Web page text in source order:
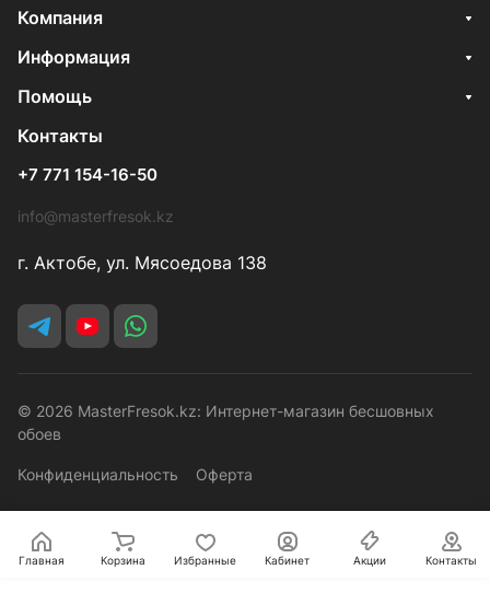
Компания
Информация
Помощь
Контакты
+7 771 154-16-50
info@masterfresok.kz
г. Актобе, ул. Мясоедова 138
© 2026 MasterFresok.kz: Интернет-магазин бесшовных
обоев
Конфиденциальность Оферта
Главная Корзина Избранные Кабинет Акции Контакты